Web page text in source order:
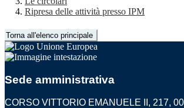
Ripresa delle attività presso IPM
Torna all'elenco principale
Sede amministrativa
CORSO VITTORIO EMANUELE II, 217,